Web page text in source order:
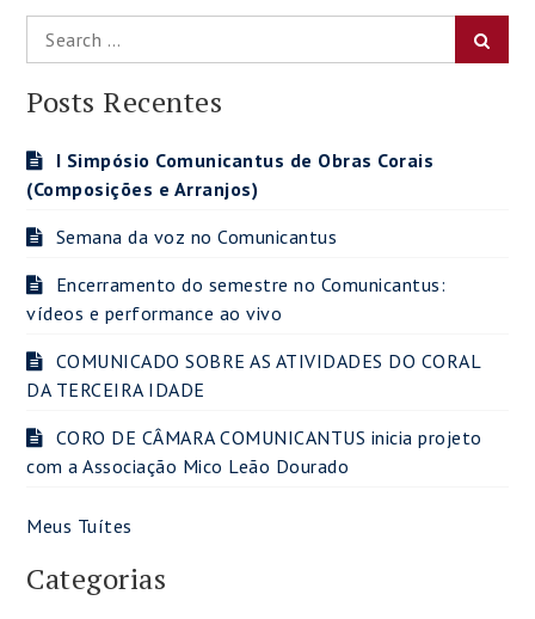
Search
for:
Posts Recentes
I Simpósio Comunicantus de Obras Corais
(Composições e Arranjos)
Semana da voz no Comunicantus
Encerramento do semestre no Comunicantus:
vídeos e performance ao vivo
COMUNICADO SOBRE AS ATIVIDADES DO CORAL
DA TERCEIRA IDADE
CORO DE CÂMARA COMUNICANTUS inicia projeto
com a Associação Mico Leão Dourado
Meus Tuítes
Categorias